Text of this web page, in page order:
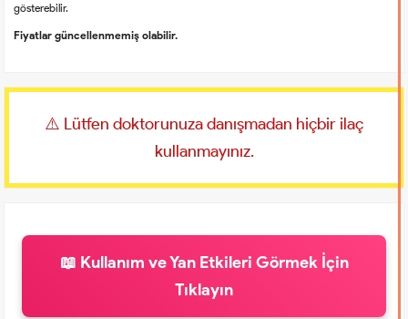
gösterebilir.
Fiyatlar güncellenmemiş olabilir.
⚠️ Lütfen doktorunuza danışmadan hiçbir ilaç
kullanmayınız.
📖 Kullanım ve Yan Etkileri Görmek İçin
Tıklayın